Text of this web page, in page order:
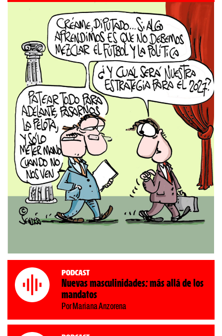
Podcast
Nuevas masculinidades: más allá de los
mandatos
Por Mariana Anzorena